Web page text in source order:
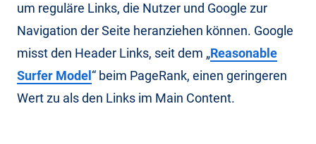
um reguläre Links, die Nutzer und Google zur
Navigation der Seite heranziehen können. Google
misst den Header Links, seit dem „Reasonable
Surfer Model “ beim PageRank, einen geringeren
Wert zu als den Links im Main Content.